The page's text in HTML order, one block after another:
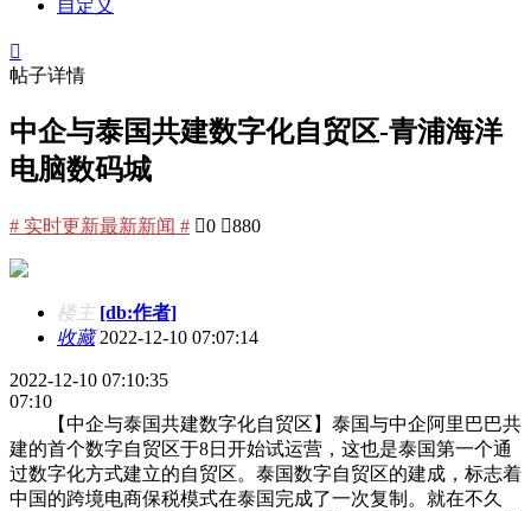
自定义

帖子详情
中企与泰国共建数字化自贸区-青浦海洋
电脑数码城
# 实时更新最新新闻 # 0 880
楼主 [db:作者]
收藏2022-12-10 07:07:14
2022-12-10 07:10:35
07:10
【中企与泰国共建数字化自贸区】泰国与中企阿里巴巴共
建的首个数字自贸区于8日开始试运营，这也是泰国第一个通
过数字化方式建立的自贸区。泰国数字自贸区的建成，标志着
中国的跨境电商保税模式在泰国完成了一次复制。就在不久